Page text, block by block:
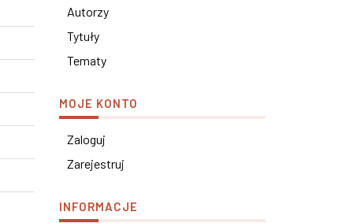
Autorzy
Tytuły
Tematy
MOJE KONTO
Zaloguj
Zarejestruj
INFORMACJE